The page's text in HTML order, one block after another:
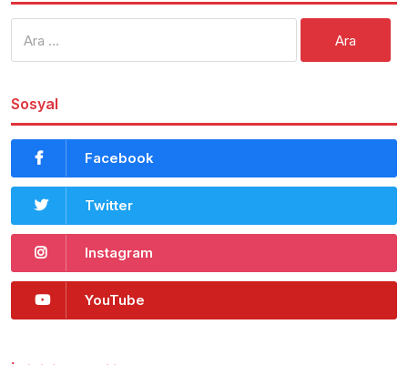
Sosyal
Facebook
Twitter
Instagram
YouTube